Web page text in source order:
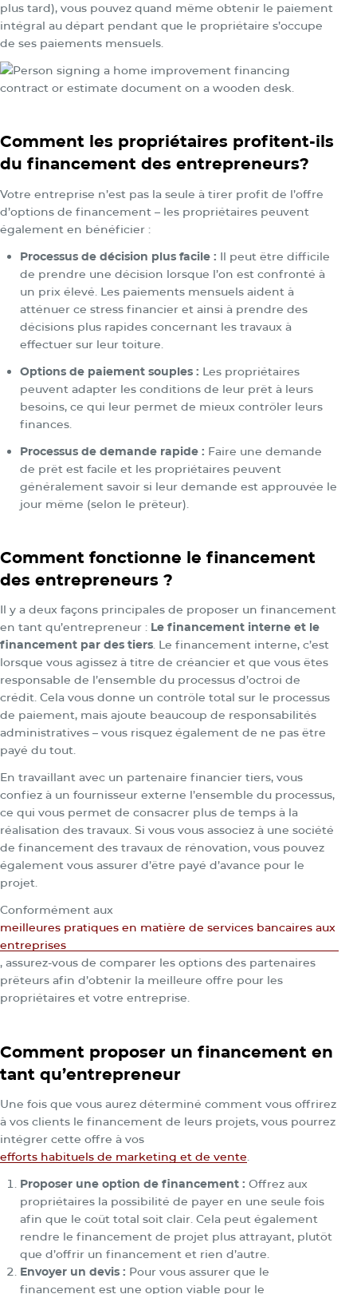
plus tard), vous pouvez quand même obtenir le paiement
intégral au départ pendant que le propriétaire s’occupe
de ses paiements mensuels.
Comment les propriétaires profitent-ils
du financement des entrepreneurs?
Votre entreprise n’est pas la seule à tirer profit de l’offre
d’options de financement – les propriétaires peuvent
également en bénéficier :
Processus de décision plus facile : Il peut être difficile
de prendre une décision lorsque l’on est confronté à
un prix élevé. Les paiements mensuels aident à
atténuer ce stress financier et ainsi à prendre des
décisions plus rapides concernant les travaux à
effectuer sur leur toiture.
Options de paiement souples : Les propriétaires
peuvent adapter les conditions de leur prêt à leurs
besoins, ce qui leur permet de mieux contrôler leurs
finances.
Processus de demande rapide : Faire une demande
de prêt est facile et les propriétaires peuvent
généralement savoir si leur demande est approuvée le
jour même (selon le prêteur).
Comment fonctionne le financement
des entrepreneurs ?
Il y a deux façons principales de proposer un financement
en tant qu’entrepreneur : Le financement interne et le
financement par des tiers. Le financement interne, c’est
lorsque vous agissez à titre de créancier et que vous êtes
responsable de l’ensemble du processus d’octroi de
crédit. Cela vous donne un contrôle total sur le processus
de paiement, mais ajoute beaucoup de responsabilités
administratives – vous risquez également de ne pas être
payé du tout.
En travaillant avec un partenaire financier tiers, vous
confiez à un fournisseur externe l’ensemble du processus,
ce qui vous permet de consacrer plus de temps à la
réalisation des travaux. Si vous vous associez à une société
de financement des travaux de rénovation, vous pouvez
également vous assurer d’être payé d’avance pour le
projet.
Conformément aux
meilleures pratiques en matière de services bancaires aux
entreprises
, assurez-vous de comparer les options des partenaires
prêteurs afin d’obtenir la meilleure offre pour les
propriétaires et votre entreprise.
Comment proposer un financement en
tant qu’entrepreneur
Une fois que vous aurez déterminé comment vous offrirez
à vos clients le financement de leurs projets, vous pourrez
intégrer cette offre à vos
efforts habituels de marketing et de vente.
Proposer une option de financement : Offrez aux
propriétaires la possibilité de payer en une seule fois
afin que le coût total soit clair. Cela peut également
rendre le financement de projet plus attrayant, plutôt
que d’offrir un financement et rien d’autre.
Envoyer un devis : Pour vous assurer que le
financement est une option viable pour le